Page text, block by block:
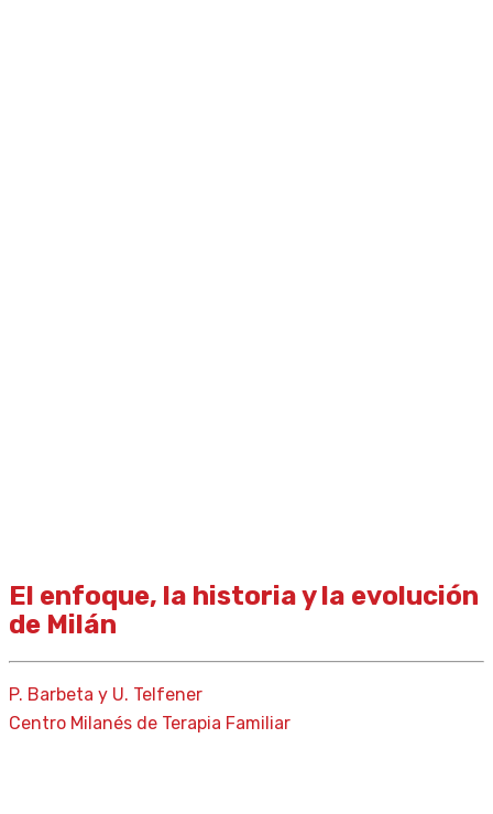
El enfoque, la historia y la evolución
de Milán
P. Barbeta y U. Telfener
Centro Milanés de Terapia Familiar